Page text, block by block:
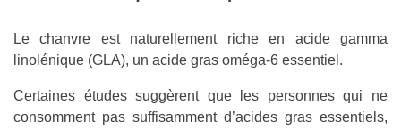
Le chanvre est naturellement riche en acide gamma
linolénique (GLA), un acide gras oméga-6 essentiel.
Certaines études suggèrent que les personnes qui ne
consomment pas suffisamment d’acides gras essentiels,